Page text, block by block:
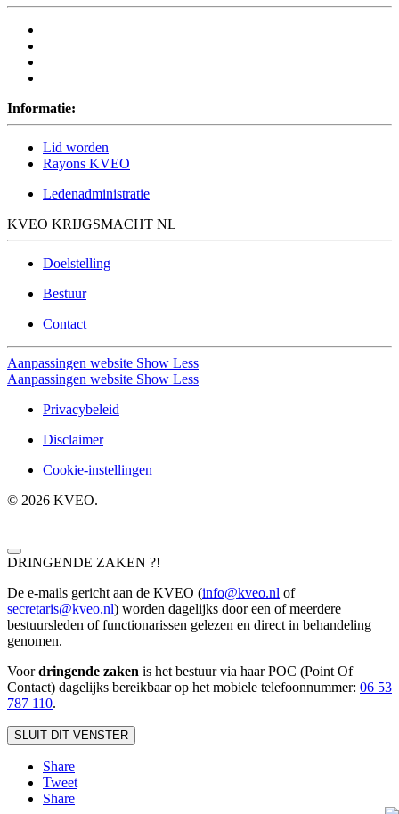
Informatie:
Lid worden
Rayons KVEO
Ledenadministratie
KVEO KRIJGSMACHT NL
Doelstelling
Bestuur
Contact
Aanpassingen website Show Less
Aanpassingen website Show Less
Privacybeleid
Disclaimer
Cookie-instellingen
© 2026 KVEO.
DRINGENDE ZAKEN ?!
De e-mails gericht aan de KVEO (info@kveo.nl of
secretaris@kveo.nl) worden dagelijks door een of meerdere
bestuursleden of functionarissen gelezen en direct in behandeling
genomen.
Voordringende zaken is het bestuur via haar POC (Point Of
Contact) dagelijks bereikbaar op het mobiele telefoonnummer: 06 53
787 110.
SLUIT DIT VENSTER
Share
Tweet
Share